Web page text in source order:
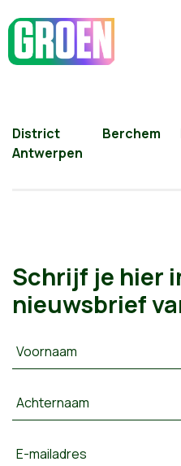
District
Antwerpen
Berchem
Schrijf je hier
nieuwsbrief
Voornaam
Achternaam
E-mailadres